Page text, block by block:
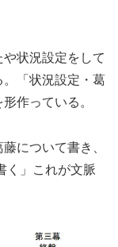
状況設定をして
「状況設定・葛
作っている。
について書き、
く」これが文脈